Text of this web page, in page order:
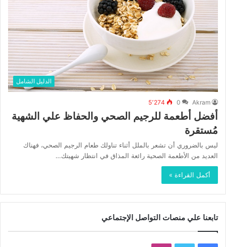
الدليل الشامل
Akram
0 5٬274
أفضل أطعمة للرجيم الصحي والحفاظ علي الشهية
مُستقرة
ليس بالضروري أن تشعر بالملل أثناء تناولك طعام الرجيم الصحي، فهناك
العديد من الأطعمة الصحية رائعة المذاق في انتظار شهيتك…
أكمل القراءة »
تابعنا علي منصات التواصل الإجتماعي